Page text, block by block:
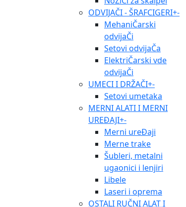
ODVIJAČI - ŠRAFCIGERI+-
MehaniČarski
odvijaČi
Setovi odvijaČa
ElektriČarski vde
odvijaČi
UMECI I DRŽAČI+-
Setovi umetaka
MERNI ALATI I MERNI
UREĐAJI+-
Merni ureĐaji
Merne trake
Šubleri, metalni
ugaonici i lenjiri
Libele
Laseri i oprema
OSTALI RUČNI ALAT I